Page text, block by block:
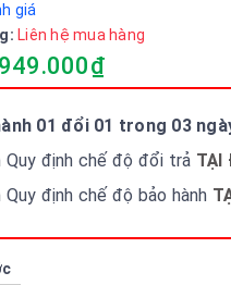
giá
Liên hệ mua hàng
01 đổi 01 trong 03
Quy định chế độ đổi trả TẠI
Quy định chế độ bảo hành